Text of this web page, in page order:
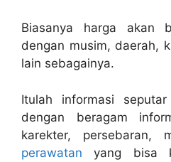
Biasanya harga akan
dengan musim, daerah,
lain sebagainya.
Itulah informasi
dengan beragam
karekter, persebaran,
perawatan yang bisa